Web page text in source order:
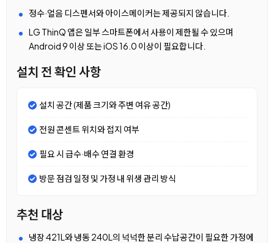
정수·얼음 디스펜서와 아이스메이커는 제공되지 않습니다.
LG ThinQ 앱은 일부 스마트폰에서 사용이 제한될 수 있으며
Android 9 이상 또는 iOS 16.0 이상이 필요합니다.
설치 전 확인 사항
설치 공간 (제품 크기와 주변 여유 공간)
전원 콘센트 위치와 접지 여부
필요 시 급수·배수 연결 환경
방문 점검 일정 및 가정 내 위생 관리 방식
추천 대상
냉장 421L와 냉동 240L의 넉넉한 분리 수납공간이 필요한 가정에